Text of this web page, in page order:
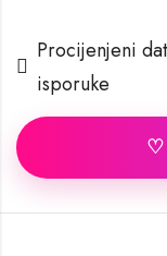
Procijenjeni
isporuke
♡